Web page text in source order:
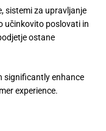
sistemi za upravljanje
učinkovito poslovati in
ostane
significantly enhance
experience.